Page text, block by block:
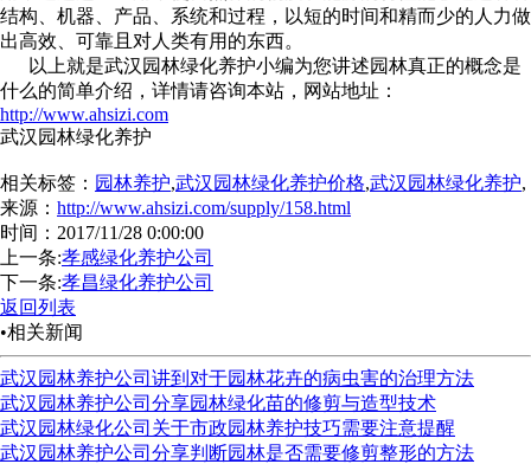
结构、机器、产品、系统和过程，以短的时间和精而少的人力做
出高效、可靠且对人类有用的东西。
以上就是武汉园林绿化养护小编为您讲述园林真正的概念是
什么的简单介绍，详情请咨询本站，网站地址：
http://www.ahsizi.com
武汉园林绿化养护
相关标签： 园林养护,武汉园林绿化养护价格,武汉园林绿化养护,
来源： http://www.ahsizi.com/supply/158.html
时间：2017/11/28 0:00:00
上一条:孝感绿化养护公司
下一条:孝昌绿化养护公司
返回列表
•相关新闻
武汉园林养护公司讲到对于园林花卉的病虫害的治理方法
武汉园林养护公司分享园林绿化苗的修剪与造型技术
武汉园林绿化公司关于市政园林养护技巧需要注意提醒
武汉园林养护公司分享判断园林是否需要修剪整形的方法